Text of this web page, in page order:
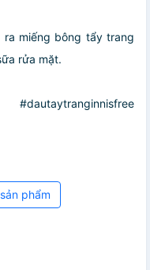
miếng bông tẩy trang
rửa mặt.
phẩm